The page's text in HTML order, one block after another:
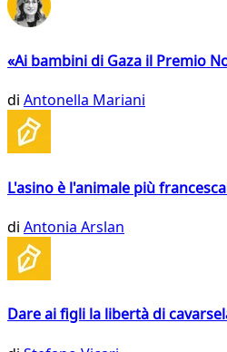
«Ai bambini di Gaza il Premio
di Antonella Mariani
L'asino è l'animale più
di Antonia Arslan
Dare ai figli la libertà di